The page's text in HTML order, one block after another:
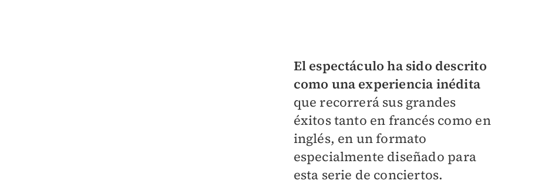
El espectáculo ha sido descrito
como una experiencia inédita
que recorrerá sus grandes
éxitos tanto en francés como en
inglés, en un formato
especialmente diseñado para
esta serie de conciertos.